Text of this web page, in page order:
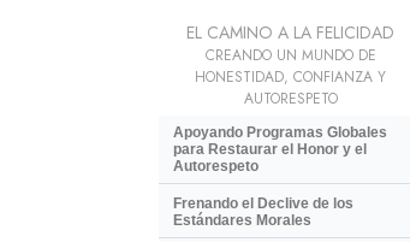
EL CAMINO A LA FELICIDAD
CREANDO UN MUNDO DE
HONESTIDAD, CONFIANZA Y
AUTORESPETO
Apoyando Programas Globales
para Restaurar el Honor y el
Autorespeto
Frenando el Declive de los
Estándares Morales